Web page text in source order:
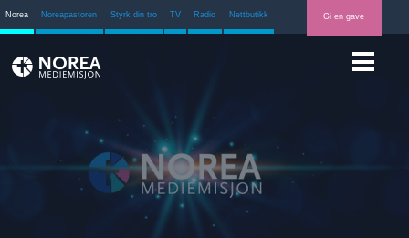
Norea Noreapastoren Styrk din tro TV Radio Nettbutikk Gi en gave